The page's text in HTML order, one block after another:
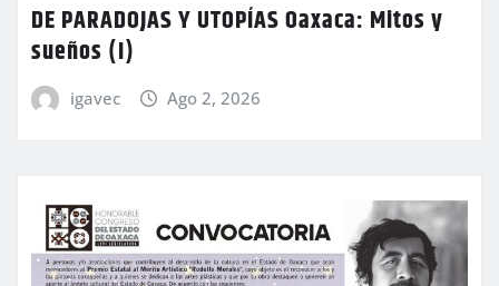
DE PARADOJAS Y UTOPÍAS Oaxaca: Mitos y
sueños (I)
igavec Ago 2, 2026